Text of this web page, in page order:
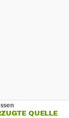
QUELLE